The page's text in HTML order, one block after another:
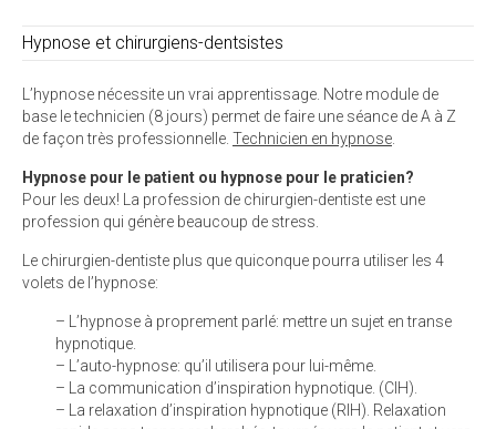
Hypnose et chirurgiens-dentsistes
L’hypnose nécessite un vrai apprentissage. Notre module de
base le technicien (8 jours) permet de faire une séance de A à Z
de façon très professionnelle. Technicien en hypnose
Hypnose pour le patient ou hypnose pour le praticien?
Pour les deux! La profession de chirurgien-dentiste est une
profession qui génère beaucoup de stress.
Le chirurgien-dentiste plus que quiconque pourra utiliser les 4
volets de l’hypnose:
– L’hypnose à proprement parlé: mettre un sujet en transe
hypnotique.
– L’auto-hypnose: qu’il utilisera pour lui-même.
– La communication d’inspiration hypnotique. (CIH).
– La relaxation d’inspiration hypnotique (RIH). Relaxation